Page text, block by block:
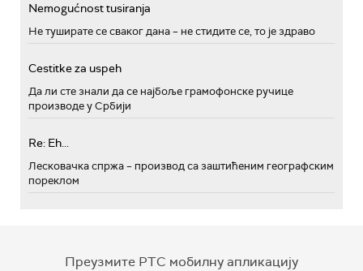
Nemogućnost tusiranja
Не туширате се сваког дана – не стидите се, то је здраво
Cestitke za uspeh
Да ли сте знали да се најбоље грамофонске ручице
производе у Србији
Re: Eh...
Лесковачка спржа – производ са заштићеним географским
пореклом
Преузмите РТС мобилну апликацију